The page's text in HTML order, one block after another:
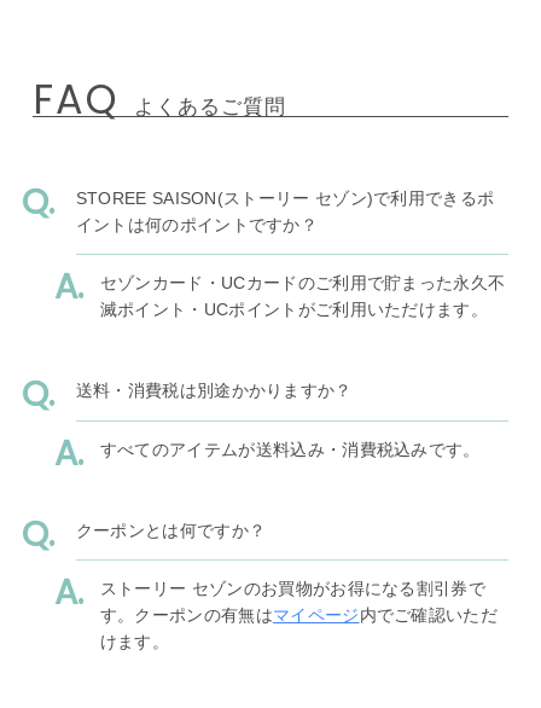
FAQ よくあるご質問
STOREE SAISON(ストーリー セゾン)で利用できるポ
イントは何のポイントですか？
セゾンカード・UCカードのご利用で貯まった永久不
滅ポイント・UCポイントがご利用いただけます。
送料・消費税は別途かかりますか？
すべてのアイテムが送料込み・消費税込みです。
クーポンとは何ですか？
ストーリー セゾンのお買物がお得になる割引券で
す。クーポンの有無はマイページ内でご確認いただ
けます。